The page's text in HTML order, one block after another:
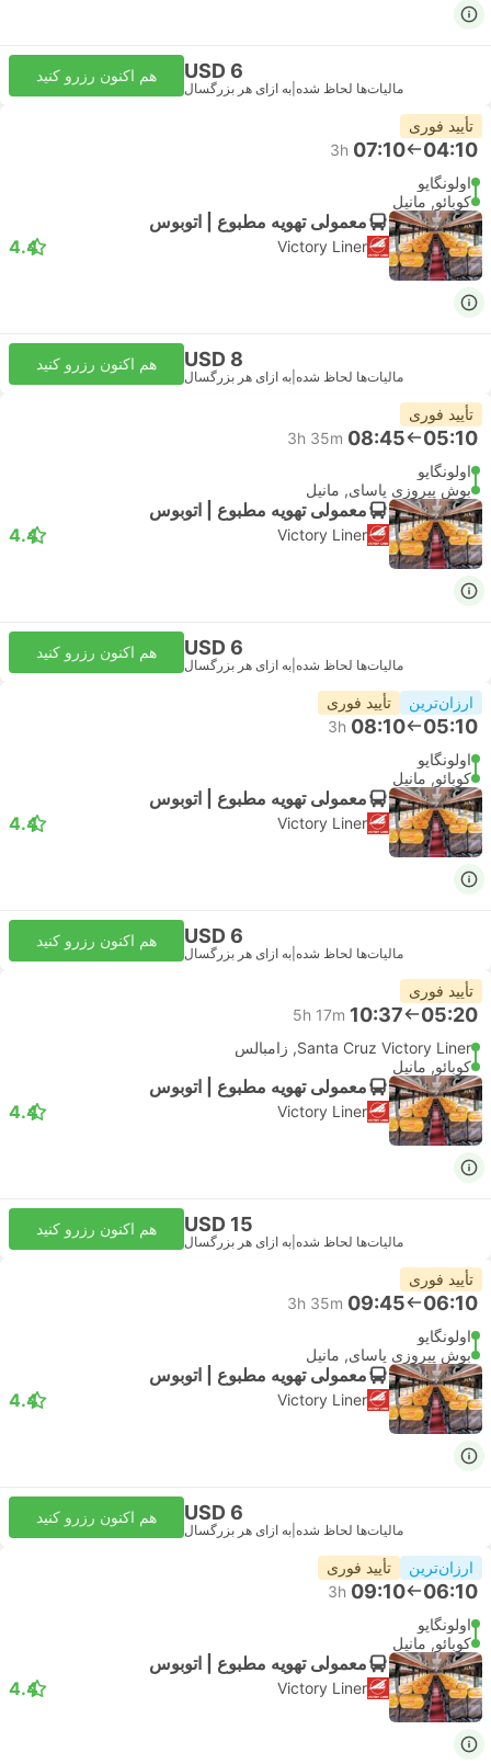
USD 6
مالیات‌ها لحاظ شده به ازای هر بزرگسال
هم اکنون رزرو کنید
تأیید فوری
04:10
07:10
3h
اولونگاپو
کوبائو, مانیل
معمولی تهویه مطبوع | اتوبوس
Victory Liner
4.4
USD 8
مالیات‌ها لحاظ شده به ازای هر بزرگسال
هم اکنون رزرو کنید
تأیید فوری
05:10
08:45
3h 35m
اولونگاپو
بوش پیروزی پاسای, مانیل
معمولی تهویه مطبوع | اتوبوس
Victory Liner
4.4
USD 6
مالیات‌ها لحاظ شده به ازای هر بزرگسال
هم اکنون رزرو کنید
ارزان‌ترین تأیید فوری
05:10
08:10
3h
اولونگاپو
کوبائو, مانیل
معمولی تهویه مطبوع | اتوبوس
Victory Liner
4.4
USD 6
مالیات‌ها لحاظ شده به ازای هر بزرگسال
هم اکنون رزرو کنید
تأیید فوری
05:20
10:37
5h 17m
Santa Cruz Victory Liner, زامبالس
کوبائو, مانیل
معمولی تهویه مطبوع | اتوبوس
Victory Liner
4.4
USD 15
مالیات‌ها لحاظ شده به ازای هر بزرگسال
هم اکنون رزرو کنید
تأیید فوری
06:10
09:45
3h 35m
اولونگاپو
بوش پیروزی پاسای, مانیل
معمولی تهویه مطبوع | اتوبوس
Victory Liner
4.4
USD 6
مالیات‌ها لحاظ شده به ازای هر بزرگسال
هم اکنون رزرو کنید
ارزان‌ترین تأیید فوری
06:10
09:10
3h
اولونگاپو
کوبائو, مانیل
معمولی تهویه مطبوع | اتوبوس
Victory Liner
4.4